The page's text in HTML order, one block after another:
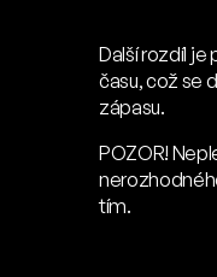
Další rozdíl je
času, což se
zápasu.
POZOR!
tím.